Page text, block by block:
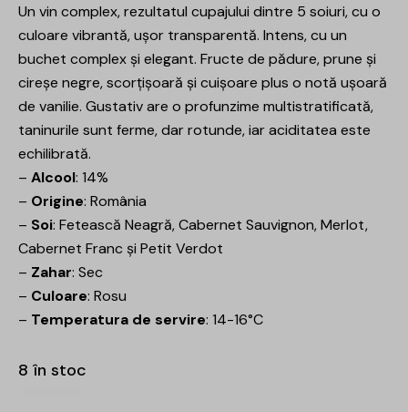
Un vin complex, rezultatul cupajului dintre 5 soiuri, cu o
culoare vibrantă, ușor transparentă. Intens, cu un
buchet complex și elegant. Fructe de pădure, prune și
cireșe negre, scorțișoară și cuișoare plus o notă ușoară
de vanilie. Gustativ are o profunzime multistratificată,
taninurile sunt ferme, dar rotunde, iar aciditatea este
echilibrată.
– Alcool: 14%
– Origine: România
– Soi: Fetească Neagră, Cabernet Sauvignon, Merlot,
Cabernet Franc și Petit Verdot
– Zahar: Sec
– Culoare: Rosu
– Temperatura de servire: 14-16°C
8 în stoc